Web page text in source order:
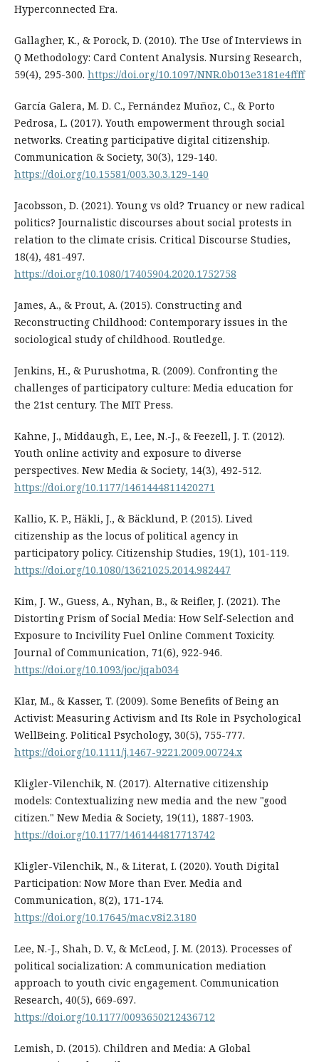
Hyperconnected Era.
Gallagher, K., & Porock, D. (2010). The Use of Interviews in
Q Methodology: Card Content Analysis. Nursing Research,
59(4), 295-300. https://doi.org/10.1097/NNR.0b013e3181e4ffff
García Galera, M. D. C., Fernández Muñoz, C., & Porto
Pedrosa, L. (2017). Youth empowerment through social
networks. Creating participative digital citizenship.
Communication & Society, 30(3), 129-140.
https://doi.org/10.15581/003.30.3.129-140
Jacobsson, D. (2021). Young vs old? Truancy or new radical
politics? Journalistic discourses about social protests in
relation to the climate crisis. Critical Discourse Studies,
18(4), 481-497.
https://doi.org/10.1080/17405904.2020.1752758
James, A., & Prout, A. (2015). Constructing and
Reconstructing Childhood: Contemporary issues in the
sociological study of childhood. Routledge.
Jenkins, H., & Purushotma, R. (2009). Confronting the
challenges of participatory culture: Media education for
the 21st century. The MIT Press.
Kahne, J., Middaugh, E., Lee, N.-J., & Feezell, J. T. (2012).
Youth online activity and exposure to diverse
perspectives. New Media & Society, 14(3), 492-512.
https://doi.org/10.1177/1461444811420271
Kallio, K. P., Häkli, J., & Bäcklund, P. (2015). Lived
citizenship as the locus of political agency in
participatory policy. Citizenship Studies, 19(1), 101-119.
https://doi.org/10.1080/13621025.2014.982447
Kim, J. W., Guess, A., Nyhan, B., & Reifler, J. (2021). The
Distorting Prism of Social Media: How Self-Selection and
Exposure to Incivility Fuel Online Comment Toxicity.
Journal of Communication, 71(6), 922-946.
https://doi.org/10.1093/joc/jqab034
Klar, M., & Kasser, T. (2009). Some Benefits of Being an
Activist: Measuring Activism and Its Role in Psychological
WellBeing. Political Psychology, 30(5), 755-777.
https://doi.org/10.1111/j.1467-9221.2009.00724.x
Kligler-Vilenchik, N. (2017). Alternative citizenship
models: Contextualizing new media and the new "good
citizen." New Media & Society, 19(11), 1887-1903.
https://doi.org/10.1177/1461444817713742
Kligler-Vilenchik, N., & Literat, I. (2020). Youth Digital
Participation: Now More than Ever. Media and
Communication, 8(2), 171-174.
https://doi.org/10.17645/mac.v8i2.3180
Lee, N.-J., Shah, D. V., & McLeod, J. M. (2013). Processes of
political socialization: A communication mediation
approach to youth civic engagement. Communication
Research, 40(5), 669-697.
https://doi.org/10.1177/0093650212436712
Lemish, D. (2015). Children and Media: A Global